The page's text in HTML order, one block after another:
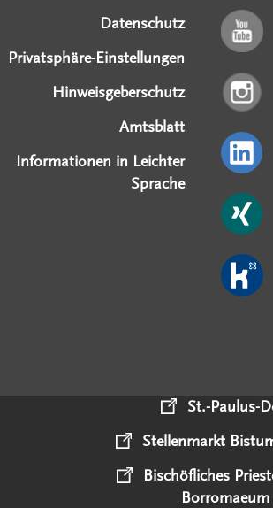
Datenschutz
Privatsphäre-Einstellungen
Hinweisgeberschutz
Amtsblatt
Informationen in Leichter
Sprache
St.-Paulus-
Stellenmarkt
Bischöfliches
Borromaeum